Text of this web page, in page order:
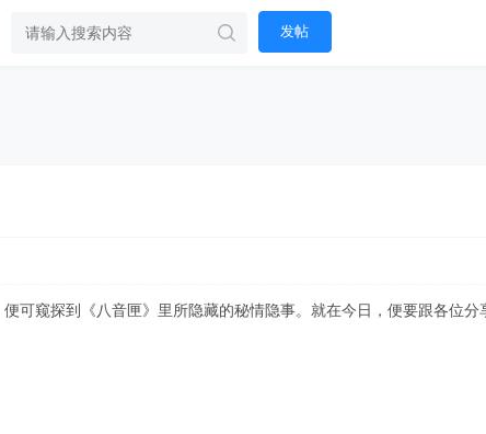
发帖
可窥探到《八音匣》里所隐藏的秘情隐事。就在今日，便要跟各位